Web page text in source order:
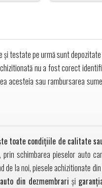
testate pe urmă sunt
nu a fost corect
acesteia sau rambursarea
toate condiţiile de calitate
, prin schimbarea pieselor auto
la noi, piesele achizitionate
din dezmembrari și